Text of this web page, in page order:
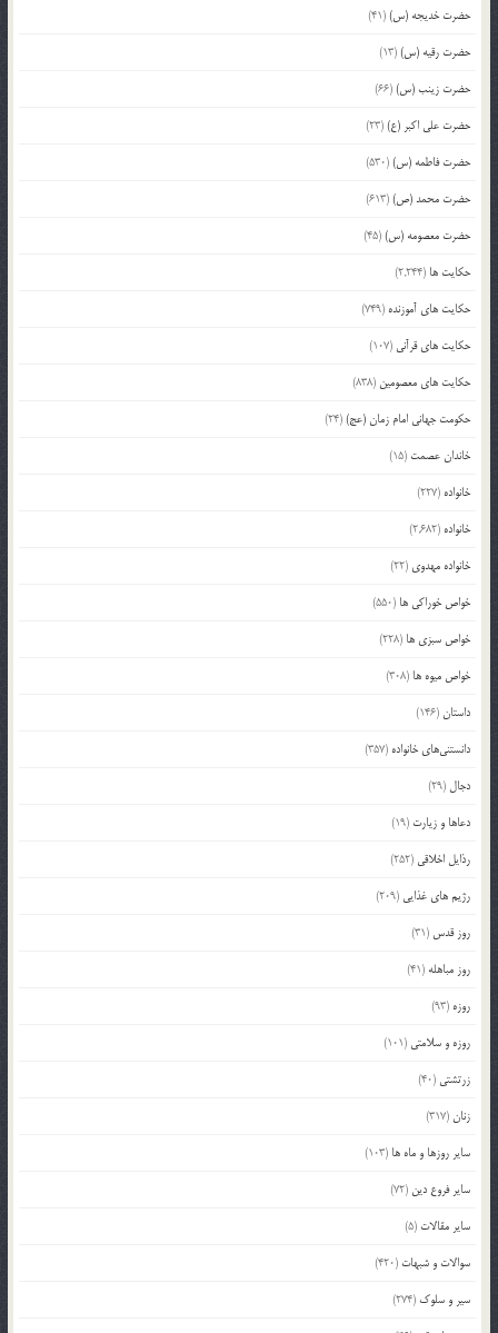
حضرت خدیجه (س)(41)
حضرت رقیه (س)(13)
حضرت زینب (س)(66)
حضرت علی اکبر (ع)(23)
حضرت فاطمه (س)(530)
حضرت محمد (ص)(613)
حضرت معصومه (س)(45)
حکایت ها (2,244)
حکایت های آموزنده (749)
حکایت های قرآنی (107)
حکایت های معصومین (838)
حکومت جهانی امام زمان (عج)(24)
خاندان عصمت (15)
خانواده (227)
خانواده (2,682)
خانواده مهدوی (22)
خواص خوراکی ها (550)
خواص سبزی ها (228)
خواص میوه ها (308)
داستان(146)
دانستنی‌های خانواده (357)
دجال (29)
دعاها و زیارت (19)
رذایل اخلاقی (252)
رژیم های غذایی (209)
روز قدس (31)
روز مباهله (41)
روزه (93)
روزه و سلامتی (101)
زرتشتی (40)
زنان(317)
سایر روزها و ماه ها (103)
سایر فروع دین (72)
سایر مقالات (5)
سوالات و شبهات (420)
سیر و سلوک (274)